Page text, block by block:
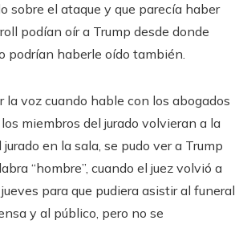
sobre el ataque y que parecía haber
podían oír a Trump desde donde
podrían haberle oído también.
la voz cuando hable con los abogados
miembros del jurado volvieran a la
en la sala, se pudo ver a Trump
“hombre”, cuando el juez volvió a
para que pudiera asistir al funeral
y al público, pero no se